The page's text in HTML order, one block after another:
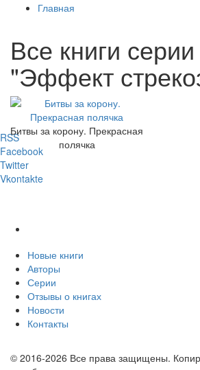
Главная
Все книги серии
"Эффект
Битвы за корону. Прекрасная
полячка
RSS
Facebook
Twitter
Vkontakte
Новые книги
Авторы
Серии
Отзывы о книгах
Новости
Контакты
© 2016-2026 Все права защищены.